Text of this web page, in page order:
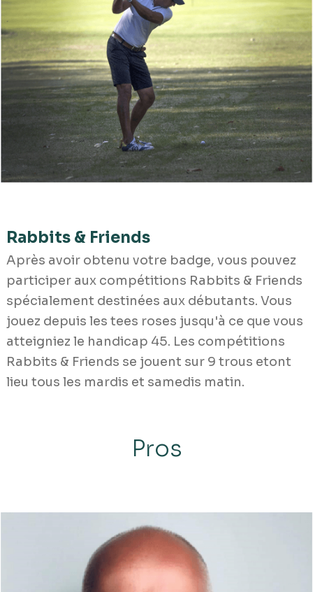
Rabbits & Friends
Après avoir obtenu votre badge, vous pouvez
participer aux compétitions Rabbits & Friends
spécialement destinées aux débutants. Vous
jouez depuis les tees roses jusqu'à ce que vous
atteigniez le handicap 45. Les compétitions
Rabbits & Friends se jouent sur 9 trous etont
lieu tous les mardis et samedis matin.
Pros